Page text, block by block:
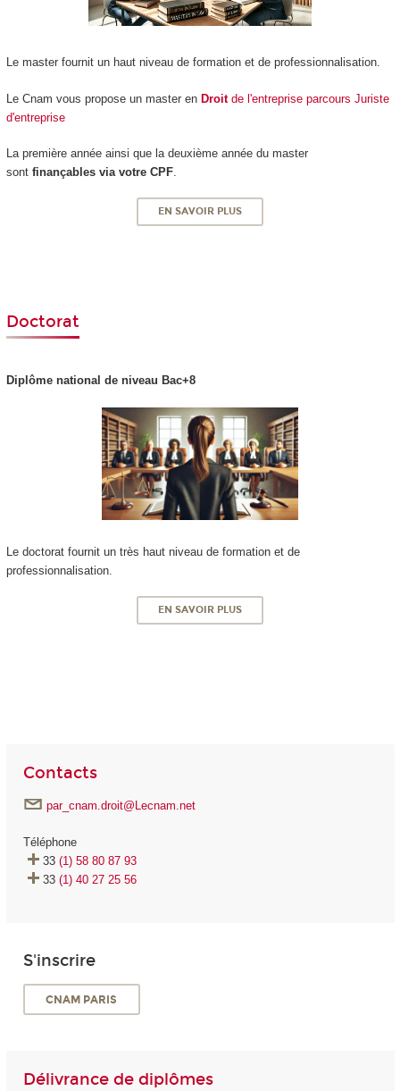
Le master fournit un haut niveau de formation et de professionnalisation.
Le Cnam vous propose un master en Droitde l'entreprise parcours Juriste
d'entreprise
La première année ainsi que la deuxième année du master
sont finançables via votre CPF.
EN SAVOIR PLUS
Doctorat
Diplôme national de niveau Bac+8
Le doctorat fournit un très haut niveau de formation et de
professionnalisation.
EN SAVOIR PLUS
Contacts
par_cnam.droit@Lecnam.net
Téléphone
33 (1) 58 80 87 93
33 (1) 40 27 25 56
S'inscrire
CNAM PARIS
Délivrance de diplômes